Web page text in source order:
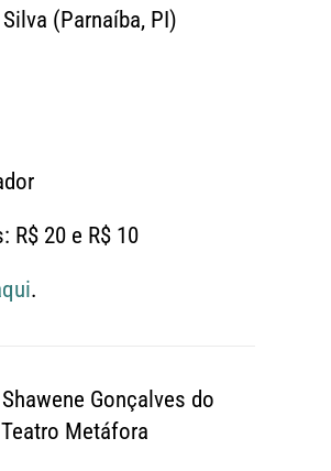
(Parnaíba, PI)
R$ 20 e R$ 10
.
Gonçalves do
Metáfora